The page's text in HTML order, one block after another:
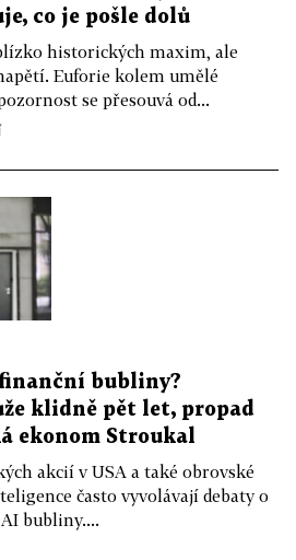
co je pošle dolů
historických maxim, ale
Euforie kolem umělé
se přesouvá od...
bubliny?
klidně pět let, propad
ekonom Stroukal
akcií v USA a také obrovské
často vyvolávají debaty o
bubliny....